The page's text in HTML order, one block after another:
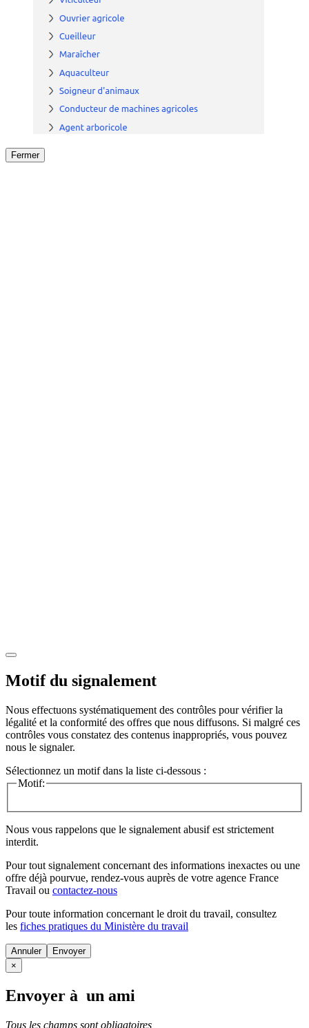
Fermer
Motif du signalement
Nous effectuons systématiquement des contrôles pour vérifier la
légalité et la conformité des offres que nous diffusons. Si malgré ces
contrôles vous constatez des contenus inappropriés, vous pouvez
nous le signaler.
Sélectionnez un motif dans la liste ci-dessous :
Motif:
Nous vous rappelons que le signalement abusif est strictement
interdit.
Pour tout signalement concernant des informations inexactes ou une
offre déjà pourvue, rendez-vous auprès de votre agence France
Travail ou contactez-nous
Pour toute information concernant le droit du travail, consultez
les fiches pratiques du Ministère du travail
Annuler
×
Envoyer à un ami
Tous les champs sont obligatoires